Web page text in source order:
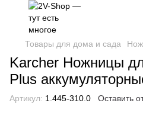
Товары для дома и сада
Karcher Ножницы
Plus
Артикул: 1.445-310.0 Оставить